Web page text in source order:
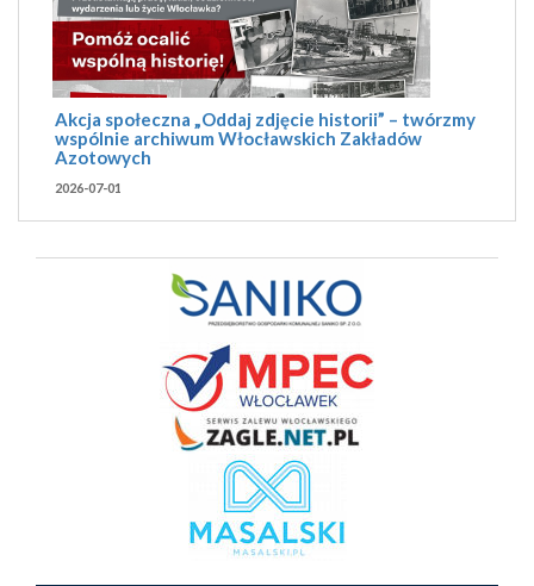
Akcja społeczna „Oddaj zdjęcie historii” – twórzmy
wspólnie archiwum Włocławskich Zakładów
Azotowych
2026-07-01